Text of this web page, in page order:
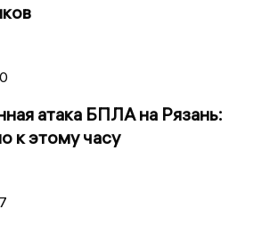
атака БПЛА на Рязань:
к этому часу